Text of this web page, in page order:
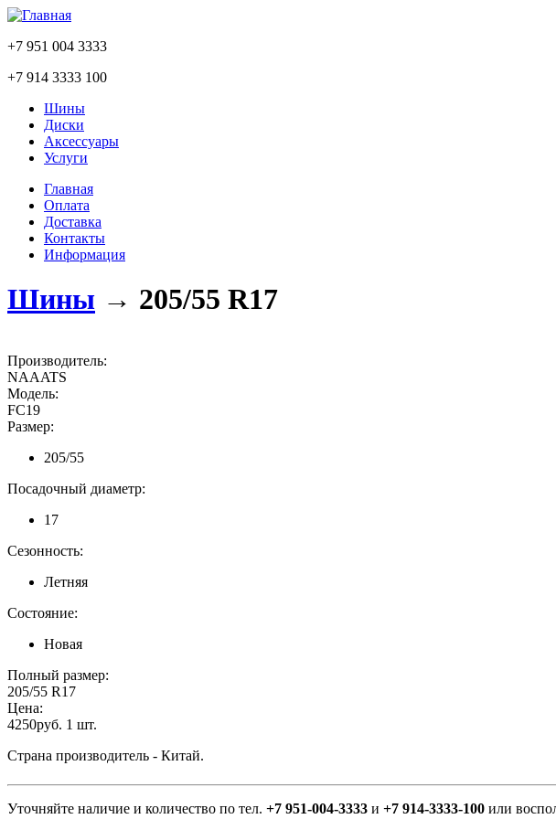
+7 951 004 3333
+7 914 3333 100
Шины
Диски
Аксессуары
Услуги
Главная
Оплата
Доставка
Контакты
Информация
Шины → 205/55 R17
Производитель:
NAAATS
Модель:
FC19
Размер:
205/55
Посадочный диаметр:
17
Сезонность:
Летняя
Состояние:
Новая
Полный размер:
205/55 R17
Цена:
4250руб. 1 шт.
Страна производитель - Китай.
Уточняйте наличие и количество по тел. +7 951-004-3333 и +7 914-3333-100 или